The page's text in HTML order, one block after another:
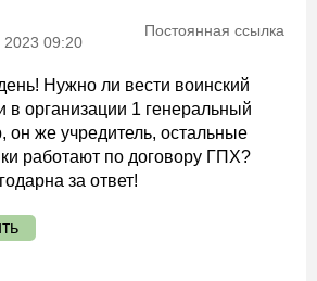
2023 09:20
Постоянная ссылка
Нужно ли вести воинский
в организации 1 генеральный
он же учредитель, остальные
работают по договору ГПХ?
за ответ!